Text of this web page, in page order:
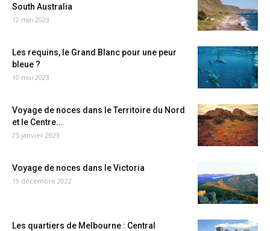
South Australia
12 mai 2023
Les requins, le Grand Blanc pour une peur
bleue ?
10 mai 2023
Voyage de noces dans le Territoire du Nord
et le Centre...
25 janvier 2023
Voyage de noces dans le Victoria
19 décembre 2022
Les quartiers de Melbourne : Central